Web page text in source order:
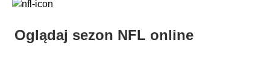
Oglądaj sezon NFL online